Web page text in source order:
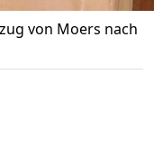
von Moers nach